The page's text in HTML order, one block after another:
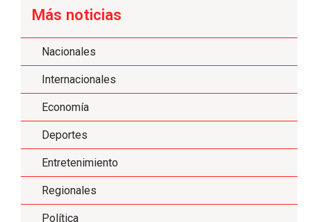
Más noticias
Nacionales
Internacionales
Economía
Deportes
Entretenimiento
Regionales
Política